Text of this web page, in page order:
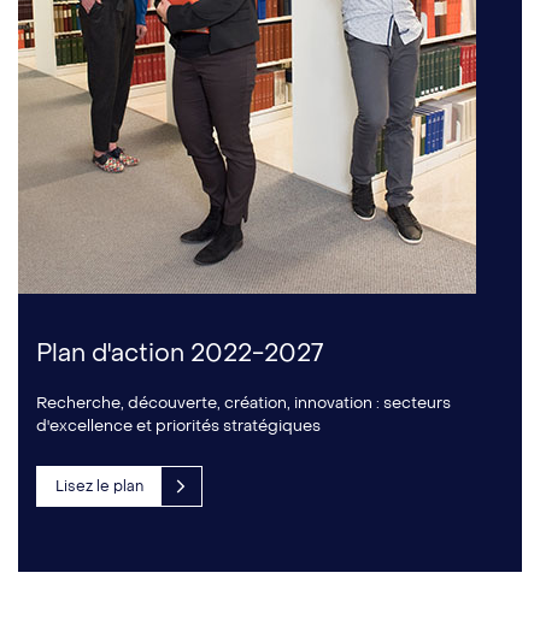
Plan d'action 2022-2027
Recherche, découverte, création, innovation : secteurs
d'excellence et priorités stratégiques
Lisez le plan